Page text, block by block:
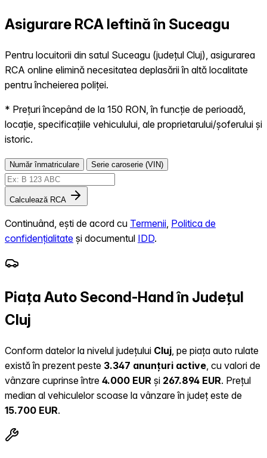
Asigurare RCA Ieftină în Suceagu
Pentru locuitorii din satul Suceagu (județul Cluj), asigurarea
RCA online elimină necesitatea deplasării în altă localitate
pentru încheierea poliței.
* Prețuri începând de la 150 RON, în funcție de perioadă,
locație, specificațiile vehiculului, ale proprietarului/șoferului și
istoric.
Număr înmatriculare Serie caroserie (VIN)
Calculează RCA
Continuând, ești de acord cu Termenii Politica de
confidențialitate și documentul IDD.
Piața Auto Second-Hand în Județul
Cluj
Conform datelor la nivelul județului Cluj , pe piața auto rulate
există în prezent peste 3.347 anunțuri active , cu valori de
vânzare cuprinse între 4.000 EUR și 267.894 EUR. Prețul
median al vehiculelor scoase la vânzare în județ este de
15.700 EUR.